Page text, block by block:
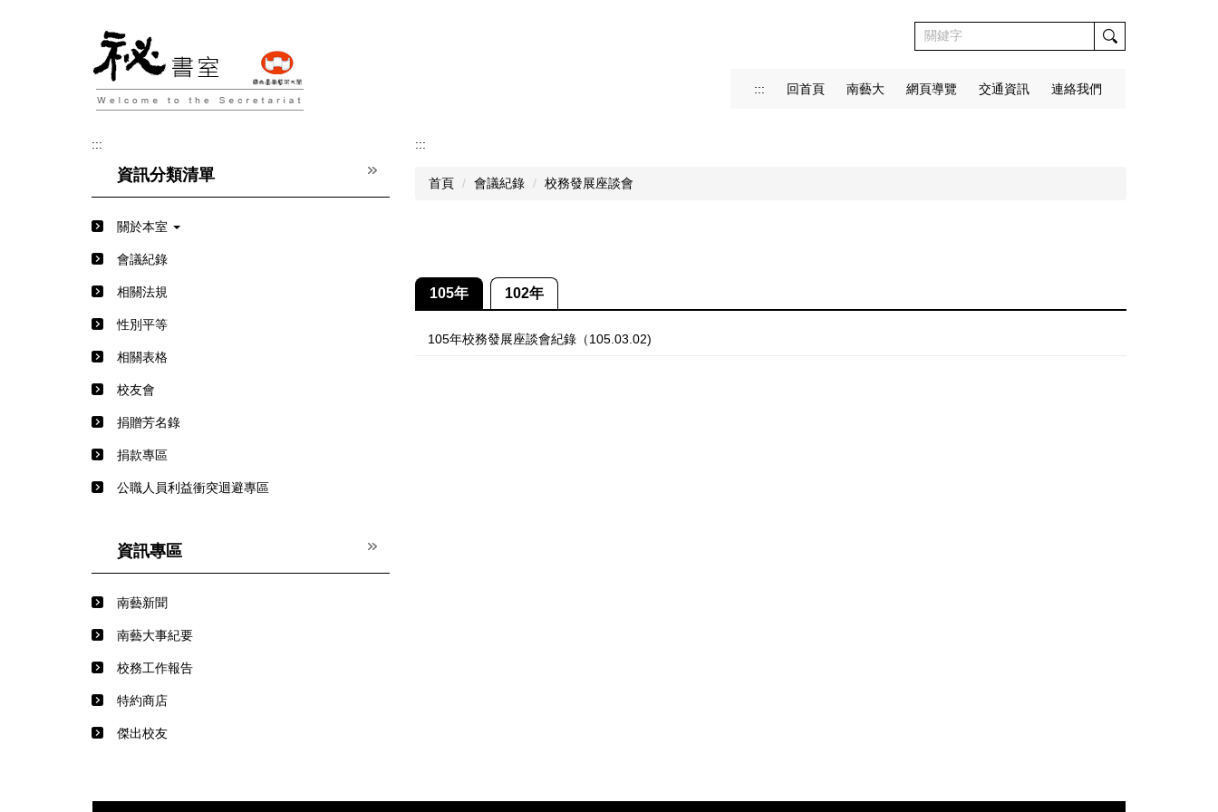
::: 回首頁 南藝大 網頁導覽 交通資訊 連絡我們
:::
資訊分類清單
關於本室
會議紀錄
相關法規
性別平等
相關表格
校友會
捐贈芳名錄
捐款專區
公職人員利益衝突迴避專區
資訊專區
南藝新聞
南藝大事紀要
校務工作報告
特約商店
傑出校友
:::
首頁 會議紀錄 校務發展座談會
105年 102年
105年校務發展座談會紀錄（105.03.02)